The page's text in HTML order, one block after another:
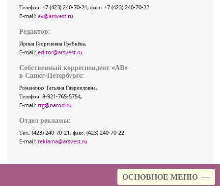
ОСНОВНОЕ МЕНЮ
Телефон: +7 (423) 240-70-21, факс: +7 (423) 240-70-22
E-mail: av@arsvest.ru
Редактор:
Ирина Георгиевна Гребнёва,
E-mail: editor@arsvest.ru
Собственный корреспондент «АВ»
в Санкт-Петербурге:
Романенко Татьяна Гаврииловна,
Телефон: 8-921-765-5754,
E-mail: rtg@narod.ru
Отдел рекламы:
Тел.: (423) 240-70-21, факс: (423) 240-70-22
E-mail: reklama@arsvest.ru